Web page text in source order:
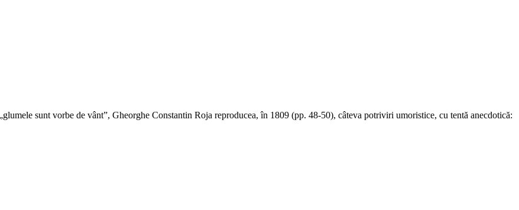
sunt vorbe de vânt”, Gheorghe Constantin Roja reproducea, în 1809 (pp. 48-50), câteva potriviri umoristice, cu tentă anecdotică: